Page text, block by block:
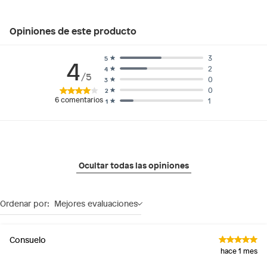
Opiniones de este producto
4/5
6 comentarios 1 1
2 0
3 0
4 2
5 3
Ocultar todas las opiniones
Ordenar por: Mejores evaluaciones
Consuelo
hace 1 mes